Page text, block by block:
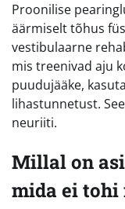
Proonilise
äärmiselt tõhus
vestibulaarne
mis treenivad aju
puudujääke,
lihastunnetust.
neuriiti.
Millal on
mida ei tohi